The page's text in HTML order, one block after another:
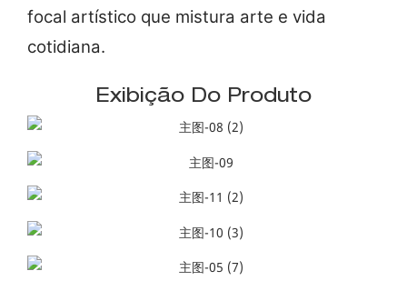
focal artístico que mistura arte e vida
cotidiana.
Exibição Do Produto